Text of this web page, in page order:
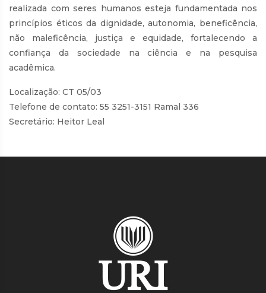
realizada com seres humanos esteja fundamentada nos
princípios éticos da dignidade, autonomia, beneficência,
não maleficência, justiça e equidade, fortalecendo a
confiança da sociedade na ciência e na pesquisa
acadêmica.
Localização: CT 05/03
Telefone de contato: 55 3251-3151 Ramal 336
Secretário: Heitor Leal